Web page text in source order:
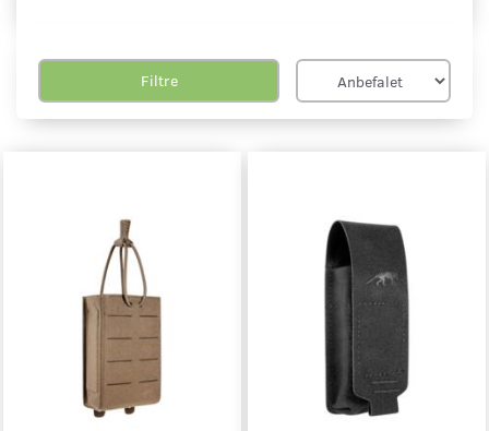
Filtre